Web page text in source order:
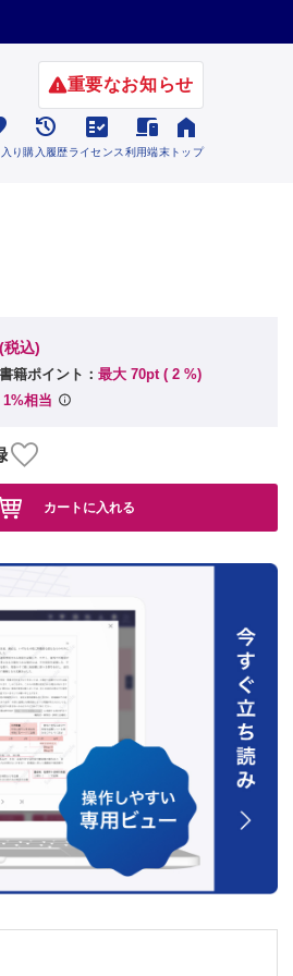
重要なお知らせ
り

購入履歴

ライセンス

利用端末

トップ
(税込)
籍ポイント： 最大 70pt ( 2 %)
1%相当
カートに入れる